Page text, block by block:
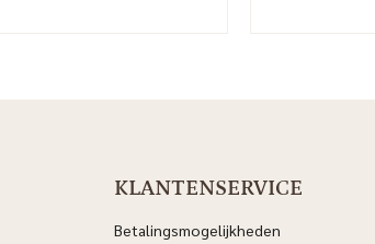
KLANTENSERVICE
Betalingsmogelijkheden